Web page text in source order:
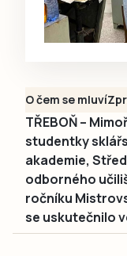
O čem se mluví
TŘEBOŇ –
studentky
akademie,
odborného
ročníku
se uskutečnilo